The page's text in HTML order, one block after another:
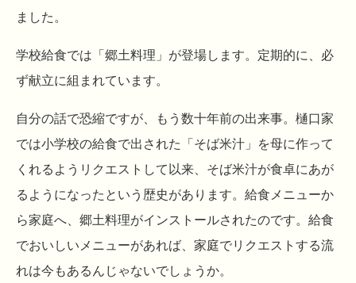
ました。
学校給食では「郷土料理」が登場します。定期的に、必
ず献立に組まれています。
自分の話で恐縮ですが、もう数十年前の出来事。樋口家
では小学校の給食で出された「そば米汁」を母に作って
くれるようリクエストして以来、そば米汁が食卓にあが
るようになったという歴史があります。給食メニューか
ら家庭へ、郷土料理がインストールされたのです。給食
でおいしいメニューがあれば、家庭でリクエストする流
れは今もあるんじゃないでしょうか。